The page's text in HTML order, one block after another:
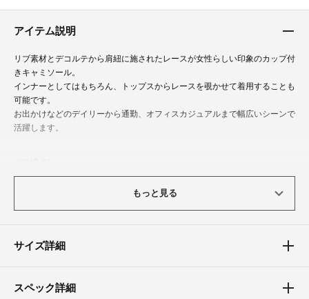
アイテム説明
リブ素材とデコルテから肩紐に施されたレースが女性らしい印象のカップ付
きキャミソール。
インナーとしてはもちろん、トップスからレースを覗かせて着用することも
可能です。
お出かけなどのデイリーから通勤、オフィスカジュアルまで幅広いシーンで
活躍します。
シンプルめのレース＆リブニットデザインで、見えないところからおしゃれ
に。
素材
もっと見る
サイズ詳細
スペック詳細